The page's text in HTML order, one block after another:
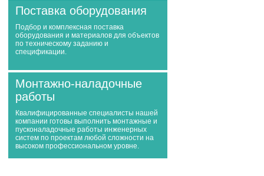
Поставка оборудования
Подбор и комплексная поставка
оборудования и материалов для объектов
по техническому заданию и
спецификации.
Монтажно-наладочные
работы
Квалифицированные специалисты нашей
компании готовы выполнить монтажные и
пусконаладочные работы инженерных
систем по проектам любой сложности на
высоком профессиональном уровне.